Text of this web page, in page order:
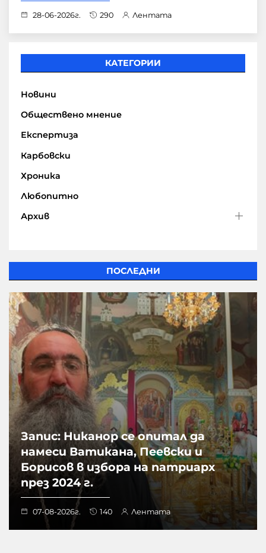
28-06-2026г. 290 Лентата
КАТЕГОРИИ
Новини
Обществено мнение
Експертиза
Карбовски
Хроника
Любопитно
Архив
ПОСЛЕДНИ
Запис: Никанор се опитал да
намеси Ватикана, Пеевски и
Борисов в избора на патриарх
през 2024 г.
07-08-2026г. 140 Лентата